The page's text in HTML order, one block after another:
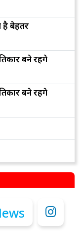
बेहतर
बने रहेंगे
बने रहेंगे